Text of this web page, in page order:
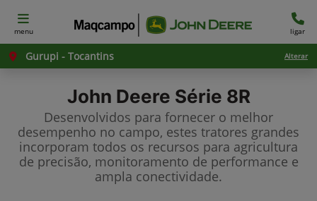
menu ligar
Gurupi - Tocantins Alterar
John Deere Série 8R
Desenvolvidos para fornecer o melhor
desempenho no campo, estes tratores grandes
incorporam todos os recursos para agricultura
de precisão, monitoramento de performance e
ampla conectividade.